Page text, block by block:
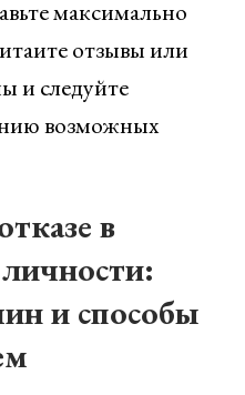
максимально
отзывы или
и следуйте
возможных
в
и способы